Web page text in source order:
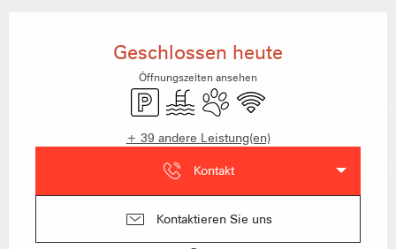
Geschlossen heute
Öffnungszeiten ansehen
ParkplatzSchwimmbad
Tiere erlaubt
Wi-Fi
+ 39 andere Leistung(en)
Kontakt
Kontaktieren Sie uns